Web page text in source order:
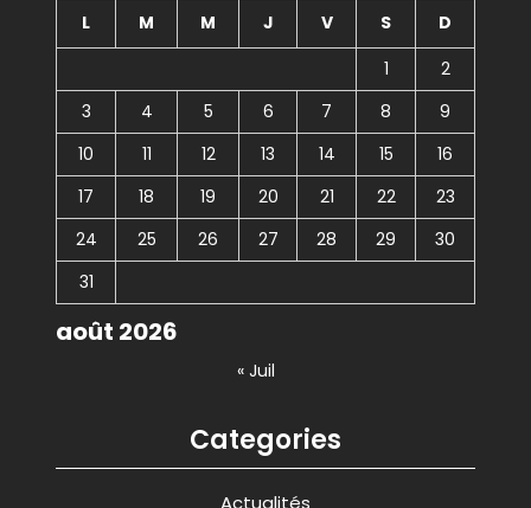
août 2026
L M M J V S
D
1
2
3
4 5 6 7 8
9
10
11 12 13 14 15
16
17
18 19 20 21 22
23
24
25 26 27 28 29
30
31
« Juil
Categories
Actualités